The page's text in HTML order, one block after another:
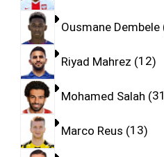
Ousmane Dembele
Riyad Mahrez 12
Mohamed Salah 31
Marco Reus 13